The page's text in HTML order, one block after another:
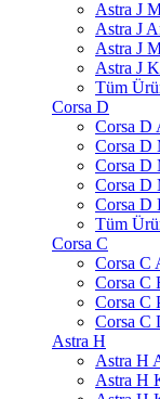
Astra J
Astra J
Astra J
Astra J
Tüm
Corsa D
Corsa D
Corsa D
Corsa D
Corsa D
Corsa D
Tüm
Corsa C
Corsa C
Corsa C
Corsa C
Corsa C
Astra H
Astra H
Astra H